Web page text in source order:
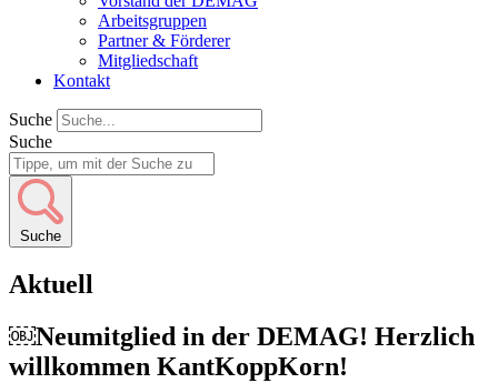
Arbeitsgruppen
Partner & Förderer
Mitgliedschaft
Kontakt
Suche
Suche
Suche
Aktuell
￼Neumitglied in der DEMAG! Herzlich
willkommen KantKoppKorn!